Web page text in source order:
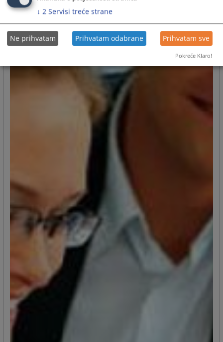
↓ 2 Servisi treće strane
Ne prihvatam Prihvatam odabrane Prihvatam sve
Pokreće Klaro!